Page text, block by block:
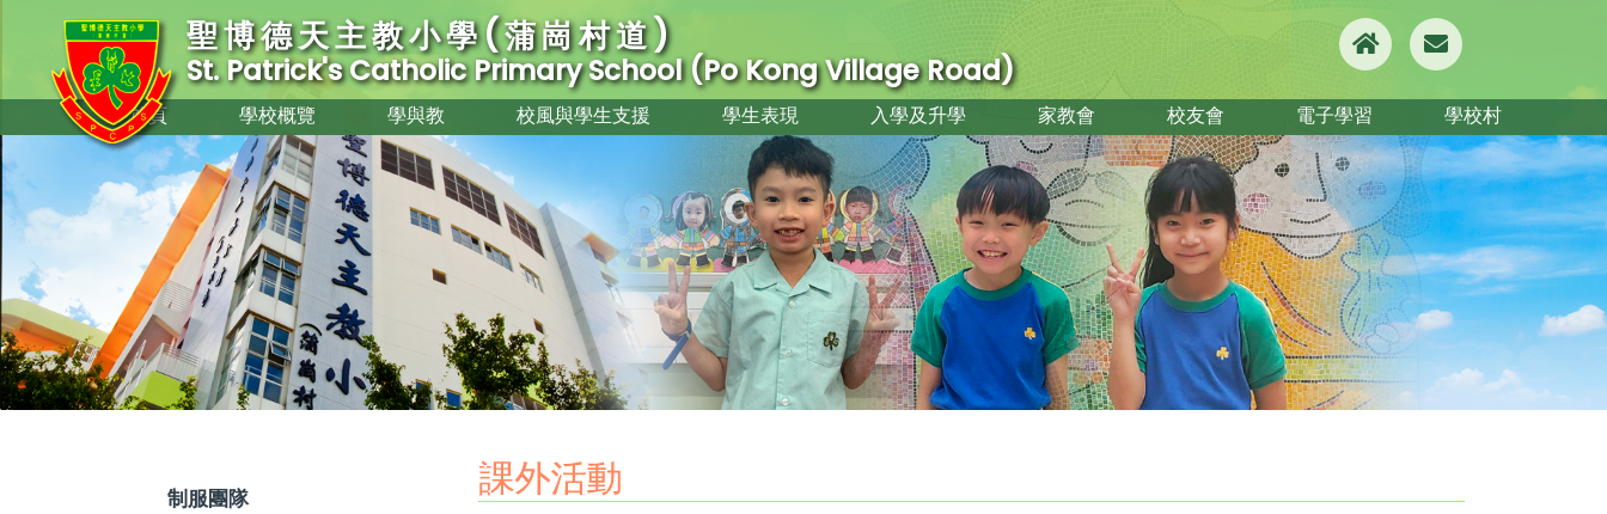
聖博德天主教小學(蒲崗村道)
St. Patrick's Catholic Primary School (Po Kong Village Road)
首頁 學校概覽 學與教 校風與學生支援 學生表現 入學及升學 家教會 校友會 電子學習 學校村
制服團隊 課外活動